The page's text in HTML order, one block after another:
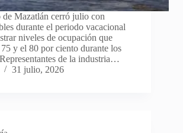
de Mazatlán cerró julio con
durante el periodo vacacional
niveles de ocupación que
y el 80 por ciento durante los
de la industria…
31 julio, 2026